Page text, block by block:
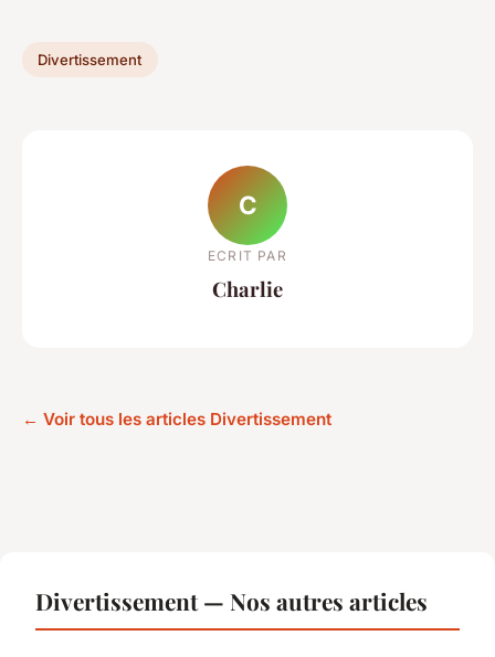
Divertissement
C
ECRIT PAR
Charlie
← Voir tous les articles Divertissement
Divertissement — Nos autres articles